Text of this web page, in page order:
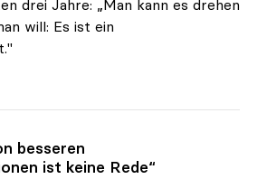
drei Jahre: „Man kann es drehen
will: Es ist ein
„Keine Erfolgsgeschichte\"
besseren
ist keine Rede“